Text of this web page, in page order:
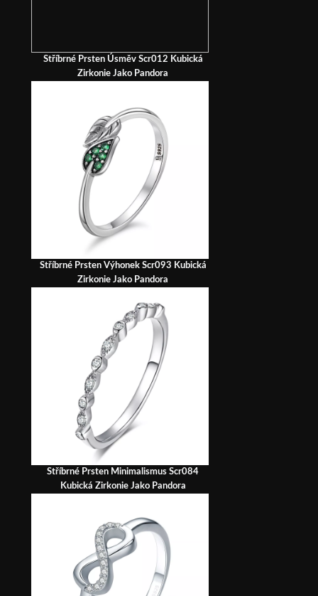
Stříbrné Prsten Úsměv Scr012 Kubická
Zirkonie Jako Pandora
Stříbrné Prsten Výhonek Scr093 Kubická
Zirkonie Jako Pandora
Stříbrné Prsten Minimalismus Scr084
Kubická Zirkonie Jako Pandora